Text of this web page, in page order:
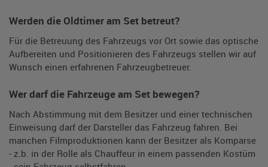
Werden die Oldtimer am Set betreut?
Für die Betreuung des Fahrzeugs vor Ort sowie das optische
Aufbereiten und Positionieren des Fahrzeugs stellen wir auf
Wunsch einen erfahrenen Fahrzeugbetreuer.
Wer darf die Fahrzeuge am Set bewegen?
Nach Abstimmung mit dem Besitzer und einer technischen
Einweisung darf der Darsteller das Fahrzeug fahren. Bei
manchen Filmproduktionen kann der Besitzer als Komparse
- z.b. in der Rolle als Chauffeur in einem passenden Kostüm